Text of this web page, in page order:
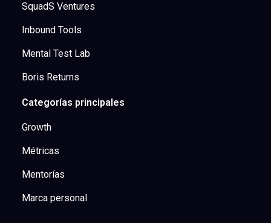
SquadS Ventures
Inbound Tools
Mental Test Lab
Boris Returns
Categorías principales
Growth
Métricas
Mentorías
Marca personal